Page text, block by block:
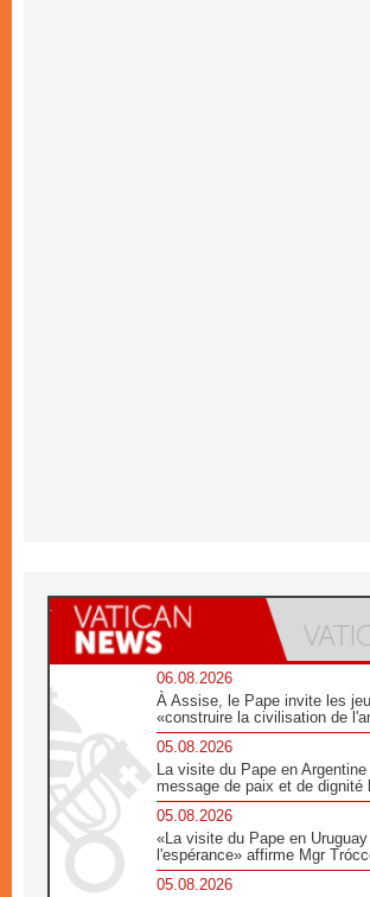
06.08.2026
À Assise, le Pape invite les
«construire la civilisation de
05.08.2026
La visite du Pape en
message de paix et de dignité
05.08.2026
«La visite du Pape en
l'espérance» affirme Mgr
05.08.2026